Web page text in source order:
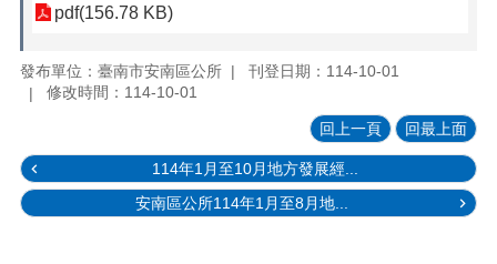
pdf(156.78 KB)
發布單位：臺南市安南區公所
刊登日期：114-10-01
修改時間：114-10-01
回上一頁 回最上面
114年1月至10月地方發展經...
安南區公所114年1月至8月地...